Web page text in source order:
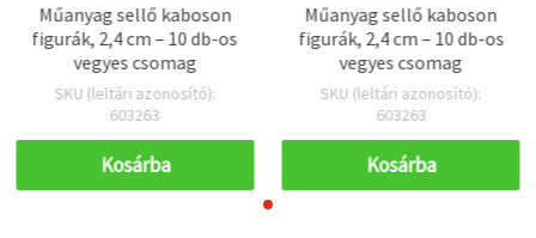
Műanyag sellő kaboson
figurák, 2,4 cm – 10 db-os
vegyes csomag
SKU (leltári azonosító):
603263
Kosárba
Műanyag sellő kaboson
figurák, 2,4 cm – 10 db-os
vegyes csomag
SKU (leltári azonosító):
603263
Kosárba